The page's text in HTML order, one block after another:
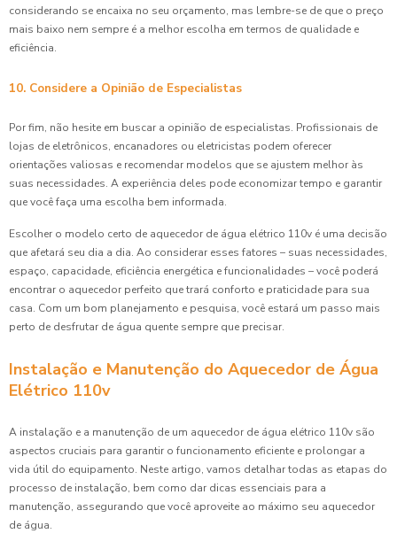
considerando se encaixa no seu orçamento, mas lembre-se de que o preço
mais baixo nem sempre é a melhor escolha em termos de qualidade e
eficiência.
10. Considere a Opinião de Especialistas
Por fim, não hesite em buscar a opinião de especialistas. Profissionais de
lojas de eletrônicos, encanadores ou eletricistas podem oferecer
orientações valiosas e recomendar modelos que se ajustem melhor às
suas necessidades. A experiência deles pode economizar tempo e garantir
que você faça uma escolha bem informada.
Escolher o modelo certo de aquecedor de água elétrico 110v é uma decisão
que afetará seu dia a dia. Ao considerar esses fatores – suas necessidades,
espaço, capacidade, eficiência energética e funcionalidades – você poderá
encontrar o aquecedor perfeito que trará conforto e praticidade para sua
casa. Com um bom planejamento e pesquisa, você estará um passo mais
perto de desfrutar de água quente sempre que precisar.
Instalação e Manutenção do Aquecedor de Água
Elétrico 110v
A instalação e a manutenção de um aquecedor de água elétrico 110v são
aspectos cruciais para garantir o funcionamento eficiente e prolongar a
vida útil do equipamento. Neste artigo, vamos detalhar todas as etapas do
processo de instalação, bem como dar dicas essenciais para a
manutenção, assegurando que você aproveite ao máximo seu aquecedor
de água.